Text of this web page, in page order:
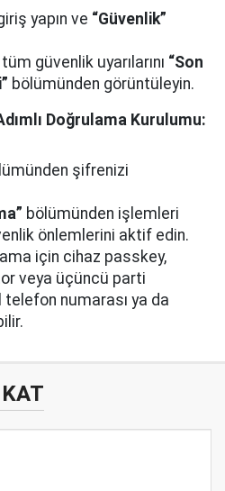
yapın ve “Güvenlik”
güvenlik uyarılarını “Son
bölümünden görüntüleyin.
Doğrulama Kurulumu:
şifrenizi
bölümünden işlemleri
önlemlerini aktif edin.
için cihaz passkey,
veya üçüncü parti
numarası ya da